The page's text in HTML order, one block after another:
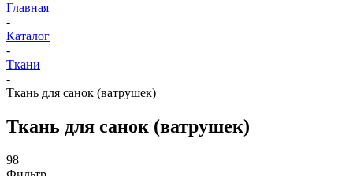
Главная
-
Каталог
-
Ткани
-
Ткань для санок (ватрушек)
Ткань для санок (ватрушек)
98